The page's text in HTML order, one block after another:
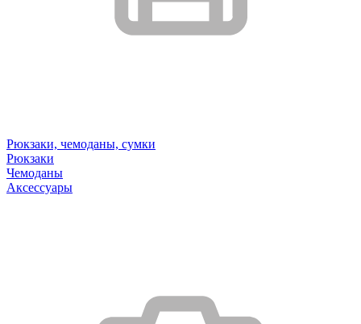
Рюкзаки, чемоданы, сумки
Рюкзаки
Чемоданы
Аксессуары